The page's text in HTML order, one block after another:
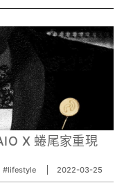
X 蜷尾家重現
#lifestyle 2022-03-25